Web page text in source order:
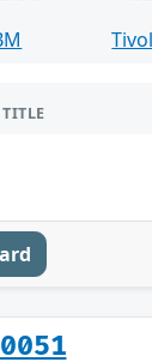
TITLE